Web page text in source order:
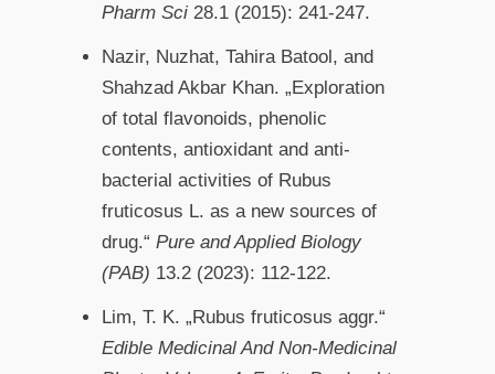
Pharm Sci 28.1 (2015): 241-247.
Nazir, Nuzhat, Tahira Batool, and
Shahzad Akbar Khan. „Exploration
of total flavonoids, phenolic
contents, antioxidant and anti-
bacterial activities of Rubus
fruticosus L. as a new sources of
drug.“Pure and Applied Biology
(PAB) 13.2 (2023): 112-122.
Lim, T. K. „Rubus fruticosus aggr.“
Edible Medicinal And Non-Medicinal